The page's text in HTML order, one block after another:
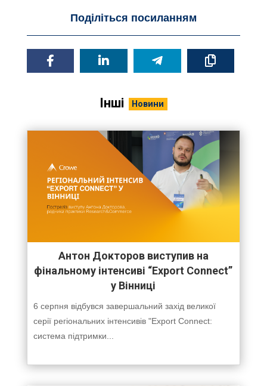
Поділіться посиланням
Інші Новини
Антон Докторов виступив на
фінальному інтенсиві “Export Connect”
у Вінниці
6 серпня відбувся завершальний захід великої
серії регіональних інтенсивів "Export Connect:
система підтримки...